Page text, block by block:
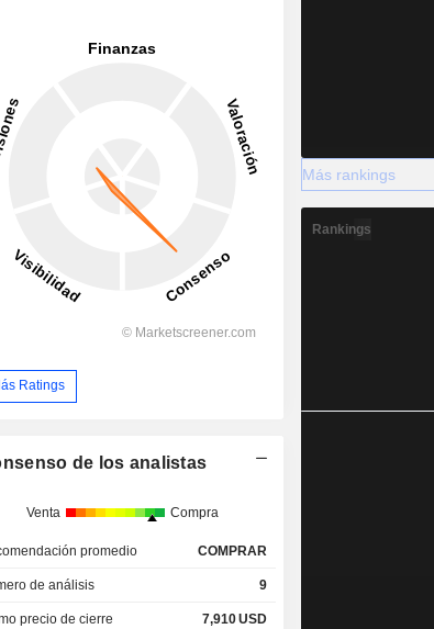
Ratings
de los analistas
Venta Compra
promedio COMPRAR
de análisis 9
precio de cierre 7,910USD
Más rankings
Rankings